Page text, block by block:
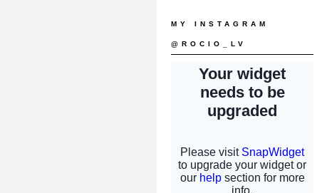
MY INSTAGRAM
@ROCIO_LV